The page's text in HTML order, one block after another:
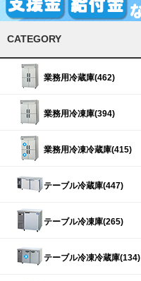
CATEGORY
業務用冷蔵庫(462)
業務用冷凍庫(394)
業務用冷凍冷蔵庫(415)
テーブル冷蔵庫(447)
テーブル冷凍庫(265)
テーブル冷凍冷蔵庫(134)